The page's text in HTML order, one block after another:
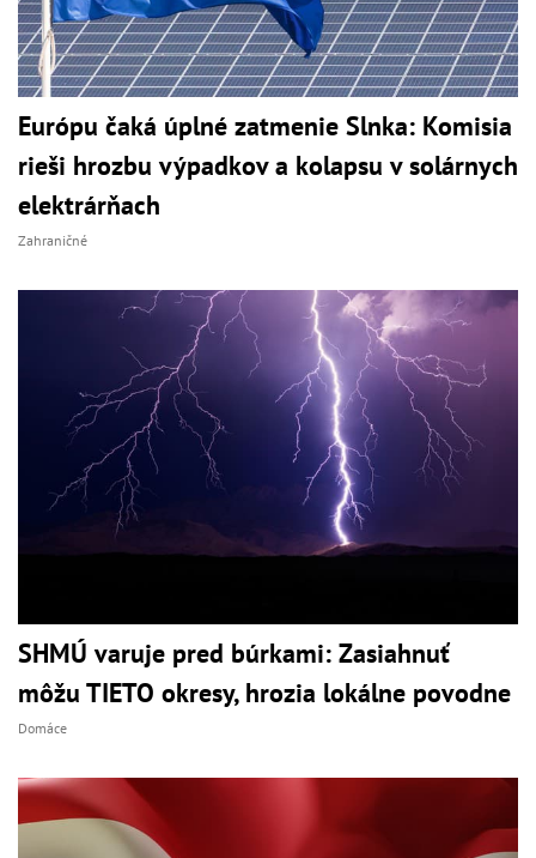
Európu čaká úplné zatmenie Slnka: Komisia
rieši hrozbu výpadkov a kolapsu v solárnych
elektrárňach
Zahraničné
SHMÚ varuje pred búrkami: Zasiahnuť
môžu TIETO okresy, hrozia lokálne povodne
Domáce